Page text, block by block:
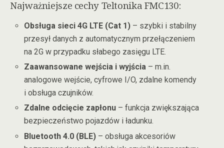
Najważniejsze cechy Teltonika FMC130:
Obsługa sieci 4G LTE (Cat 1) – szybki i stabilny
przesył danych z automatycznym przełączeniem
na 2G w przypadku słabego zasięgu LTE.
Zaawansowane wejścia i wyjścia – m.in.
analogowe wejście, cyfrowe I/O, zdalne komendy
i obsługa czujników.
Zdalne odcięcie zapłonu – funkcja zwiększająca
bezpieczeństwo pojazdów i ładunku.
Bluetooth 4.0 (BLE) – obsługa akcesoriów